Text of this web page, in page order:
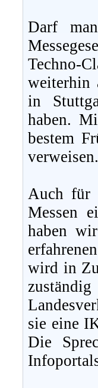
Darf
Techno-
weiterhin
in
haben.
bestem
verweisen.
Auch für
Messen
haben
wird in
sie eine
Die